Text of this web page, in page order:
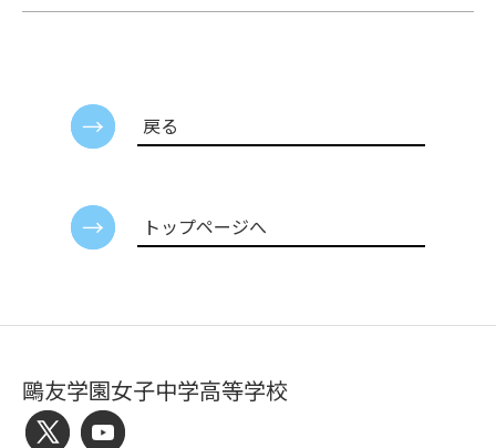
戻る
トップページへ
鷗友学園女子中学高等学校